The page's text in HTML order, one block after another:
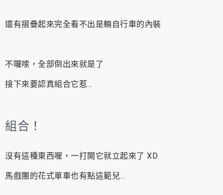
還有摺疊起來完全看不出是輛自行車的內裝
不囉嗦，全部倒出來就是了
接下來要認真組合它惹…
組合！
沒有這種東西喔，一打開它就立起來了 XD
馬戲團的花式單車也有點這範兒…